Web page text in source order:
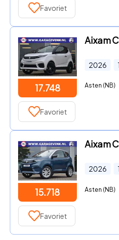
Favoriet
17.748
2026 1
Asten (NB)
Favoriet
15.718
2026 1
Asten (NB)
Favoriet